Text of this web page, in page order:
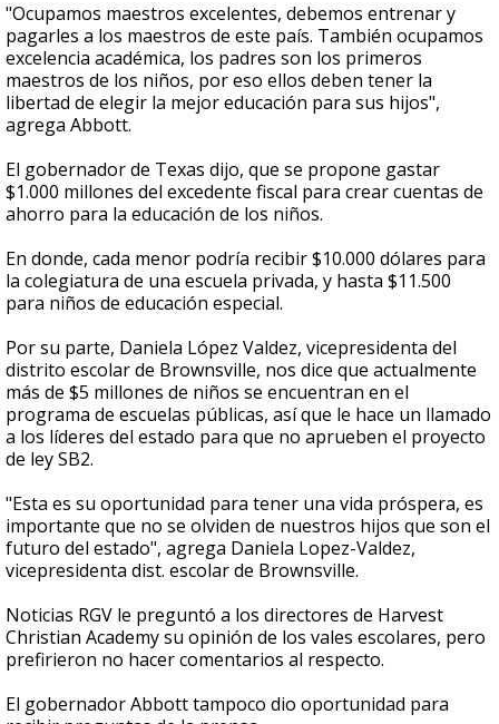
"Ocupamos maestros excelentes, debemos entrenar y
pagarles a los maestros de este país. También ocupamos
excelencia académica, los padres son los primeros
maestros de los niños, por eso ellos deben tener la
libertad de elegir la mejor educación para sus hijos",
agrega Abbott.
El gobernador de Texas dijo, que se propone gastar
$1.000 millones del excedente fiscal para crear cuentas de
ahorro para la educación de los niños.
En donde, cada menor podría recibir $10.000 dólares para
la colegiatura de una escuela privada, y hasta $11.500
para niños de educación especial.
Por su parte, Daniela López Valdez, vicepresidenta del
distrito escolar de Brownsville, nos dice que actualmente
más de $5 millones de niños se encuentran en el
programa de escuelas públicas, así que le hace un llamado
a los líderes del estado para que no aprueben el proyecto
de ley SB2.
"Esta es su oportunidad para tener una vida próspera, es
importante que no se olviden de nuestros hijos que son el
futuro del estado", agrega Daniela Lopez-Valdez,
vicepresidenta dist. escolar de Brownsville.
Noticias RGV le preguntó a los directores de Harvest
Christian Academy su opinión de los vales escolares, pero
prefirieron no hacer comentarios al respecto.
El gobernador Abbott tampoco dio oportunidad para